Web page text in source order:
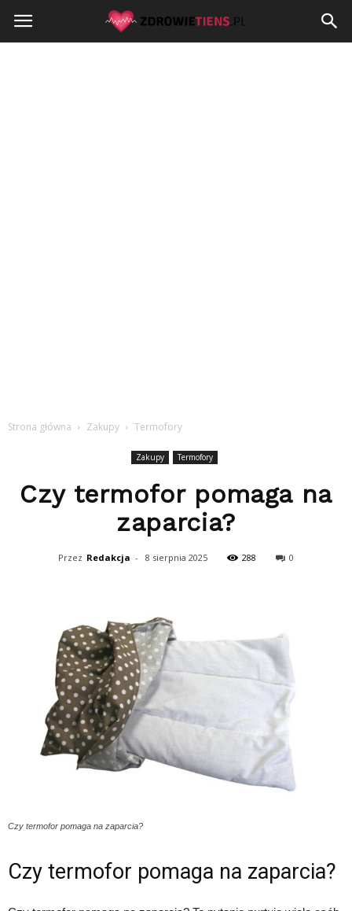
Zdrowietiens.pl
Strona główna Zakupy Termofory
Zakupy Termofory
Czy termofor pomaga na
zaparcia?
Przez Redakcja - 8 sierpnia 2025 288 0
Czy termofor pomaga na zaparcia?
Czy termofor pomaga na zaparcia?